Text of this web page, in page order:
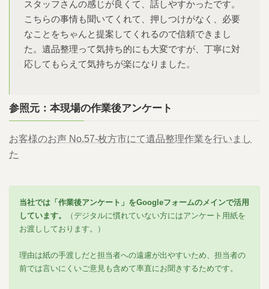
スタッフさんの感じが良くて、話しやすかったです。
こちらの事情も聞いてくれて、押しつけがなく、必要
なことをちゃんと提案してくれるので信頼できまし
た。遺品整理って気持ち的にも大変ですが、丁寧に対
応してもらえて気持ちが楽になりました。
参照元：本現場の作業後アンケート
お客様のお声 No.57-枚方市にて遺品整理作業を行いまし
た
当社では「作業後アンケート」をGoogleフォームのメインで活用
しています。
（デジタルに慣れていない方にはアンケート用紙を
お渡ししております。）
理由は紙の手渡しだと担当者への遠慮が出やすいため、担当者の
前では言いにくいご意見も含めて率直にお聞きするためです。